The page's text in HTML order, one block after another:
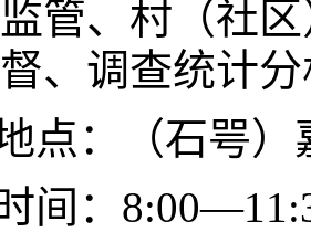
管、村（社
、调查统计
点：（石咢）
间：